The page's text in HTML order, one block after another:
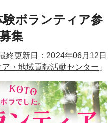
ボランティア参
集
更新日：2024年06月12日
・地域貢献活動センター 」